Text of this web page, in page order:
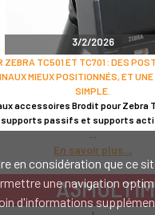
en considération que ce
une navigation
d'informations
3/2/2026
ZEBRA TC501 ET TC701 : DES
MIEUX POSITIONNÉS, ET
SIMPLE.
accessoires Brodit pour Zebra
: supports passifs et supports
En savoir plus